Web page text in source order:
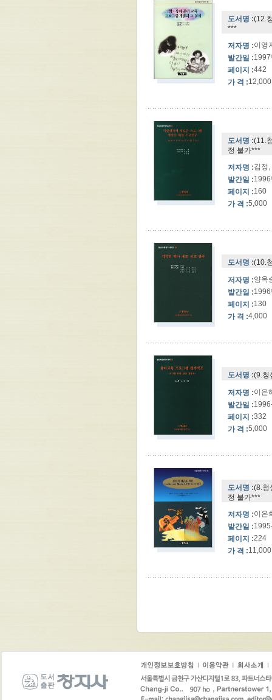
도서명 :(12.
***
저자명 :이영
발간일 :
페이지 :442
가 격 :12,000
도서명 :(11.
정 불가***
저자명 :김정
발간일 :
페이지 :160
가 격 :5,000
도서명 :(10.
저자명 :양옥
발간일 :
페이지 :130
가 격 :4,000
도서명 :(9.청
저자명 :이은
발간일 :
페이지 :332
가 격 :5,000
도서명 :(8.청
정 불가***
저자명 :이은
발간일 :
페이지 :224
가 격 :11,000